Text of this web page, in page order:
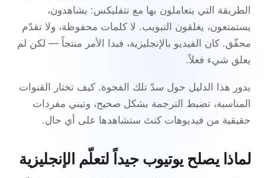
الطريقة التي يتعاملون بها مع نتفليكس: يشاهدون،
يستمتعون، يغلقون التبويب. لا كلمات محفوظة، ولا تقدّم
محقّق. كان الفيديو بالإنجليزية، فبدا الأمر منتجاً — لكن لم
يعلق شيء فعلاً.
يدور هذا الدليل حول سدّ تلك الفجوة. كيف تختار القنوات
المناسبة، تضبط الترجمة بشكل صحيح، وتبني مفردات
حقيقية من فيديوهات كنتَ ستشاهدها على أي حال.
لماذا يصلح يوتيوب جيداً لتعلّم الإنجليزية